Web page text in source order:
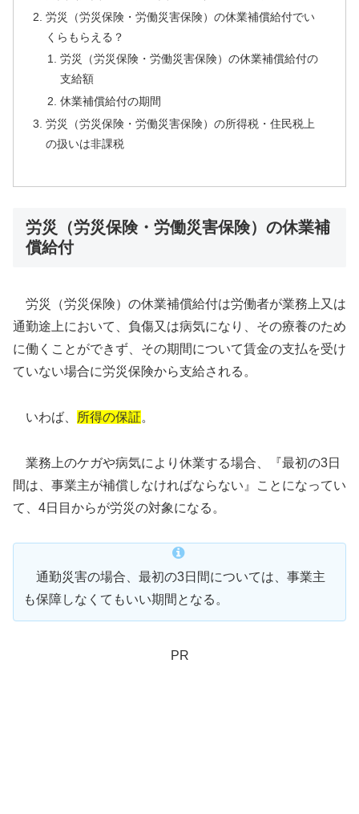
労災（労災保険・労働災害保険）の休業補償給付でい
くらもらえる？
労災（労災保険・労働災害保険）の休業補償給付の
支給額
休業補償給付の期間
労災（労災保険・労働災害保険）の所得税・住民税上
の扱いは非課税
労災（労災保険・労働災害保険）の休業補
償給付
労災（労災保険）の休業補償給付は労働者が業務上又は
通勤途上において、負傷又は病気になり、その療養のため
に働くことができず、その期間について賃金の支払を受け
ていない場合に労災保険から支給される。
いわば、 所得の保証。
業務上のケガや病気により休業する場合、『最初の3日
間は、事業主が補償しなければならない』ことになってい
て、4日目からが労災の対象になる。
通勤災害の場合、最初の3日間については、事業主
も保障しなくてもいい期間となる。
PR